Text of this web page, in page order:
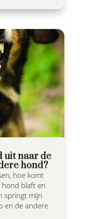
uit naar de
hond?
hoe komt
blaft en
springt mijn
en de andere